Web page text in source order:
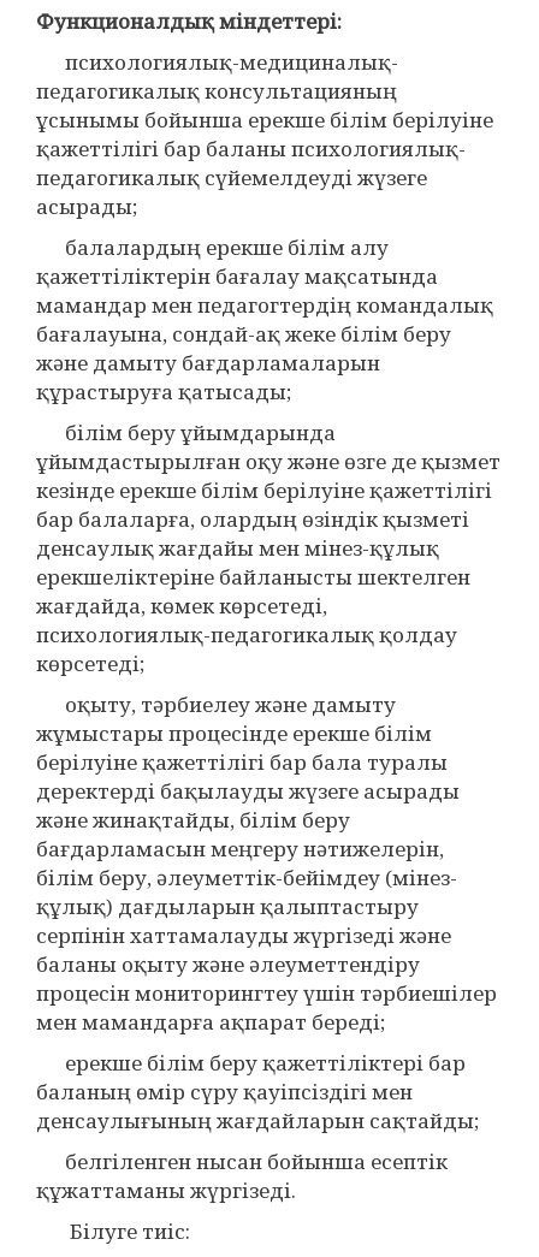
Функционалдық міндеттері:
психологиялық-медициналық-
педагогикалық консультацияның
ұсынымы бойынша ерекше білім берілуіне
қажеттілігі бар баланы психологиялық-
педагогикалық сүйемелдеуді жүзеге
асырады;
балалардың ерекше білім алу
қажеттіліктерін бағалау мақсатында
мамандар мен педагогтердің командалық
бағалауына, сондай-ақ жеке білім беру
және дамыту бағдарламаларын
құрастыруға қатысады;
білім беру ұйымдарында
ұйымдастырылған оқу және өзге де қызмет
кезінде ерекше білім берілуіне қажеттілігі
бар балаларға, олардың өзіндік қызметі
денсаулық жағдайы мен мінез-құлық
ерекшеліктеріне байланысты шектелген
жағдайда, көмек көрсетеді,
психологиялық-педагогикалық қолдау
көрсетеді;
оқыту, тәрбиелеу және дамыту
жұмыстары процесінде ерекше білім
берілуіне қажеттілігі бар бала туралы
деректерді бақылауды жүзеге асырады
және жинақтайды, білім беру
бағдарламасын меңгеру нәтижелерін,
білім беру, әлеуметтік-бейімдеу (мінез-
құлық) дағдыларын қалыптастыру
серпінін хаттамалауды жүргізеді және
баланы оқыту және әлеуметтендіру
процесін мониторингтеу үшін тәрбиешілер
мен мамандарға ақпарат береді;
ерекше білім беру қажеттіліктері бар
баланың өмір сүру қауіпсіздігі мен
денсаулығының жағдайларын сақтайды;
белгіленген нысан бойынша есептік
құжаттаманы жүргізеді.
Білуге тиіс: